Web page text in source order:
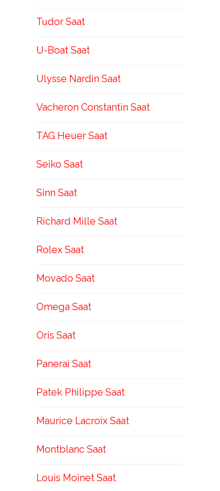
Tudor Saat
U-Boat Saat
Ulysse Nardin Saat
Vacheron Constantin Saat
TAG Heuer Saat
Seiko Saat
Sinn Saat
Richard Mille Saat
Rolex Saat
Movado Saat
Omega Saat
Oris Saat
Panerai Saat
Patek Philippe Saat
Maurice Lacroix Saat
Montblanc Saat
Louis Moinet Saat